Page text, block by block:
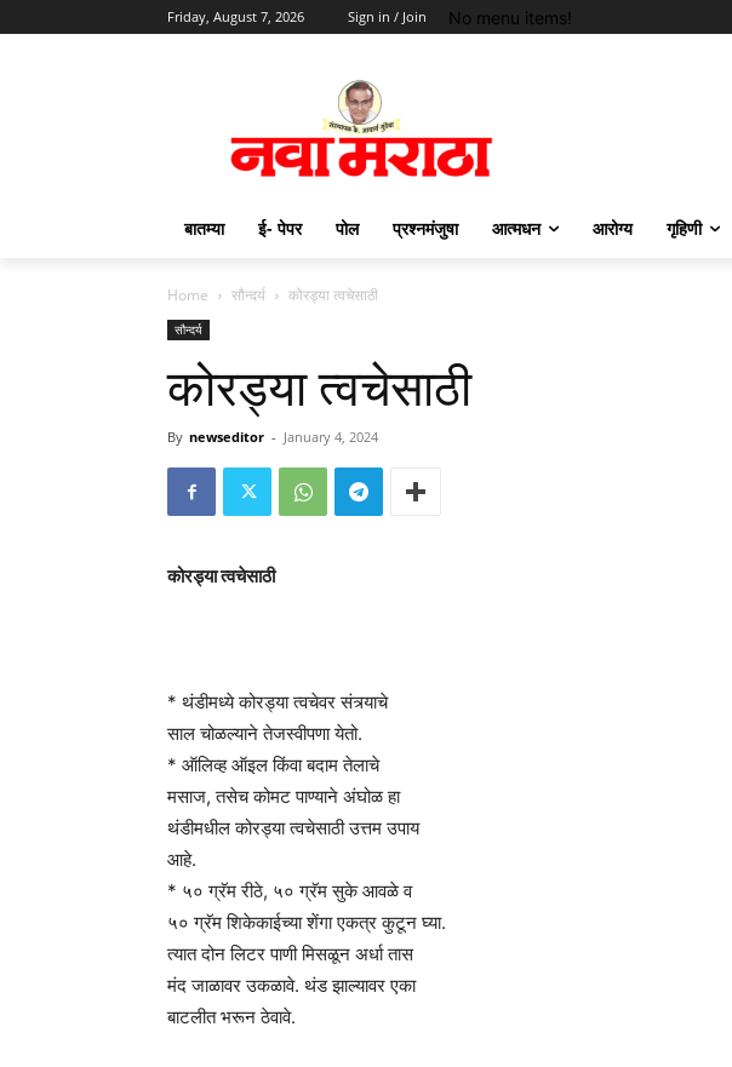
Friday, August 7, 2026 Sign in / Join No menu items!
बातम्या ई- पेपर पोल प्रश्नमंजुषा आत्मधन आरोग्य गृहिणी
Home सौन्दर्य कोरड्या त्वचेसाठी
सौन्दर्य
कोरड्या त्वचेसाठी
By newseditor - January 4, 2024
कोरड्या त्वचेसाठी
* थंडीमध्ये कोरड्या त्वचेवर संत्र्याचे
साल चोळल्याने तेजस्वीपणा येतो.
* ऑलिव्ह ऑइल किंवा बदाम तेलाचे
मसाज, तसेच कोमट पाण्याने अंघोळ हा
थंडीमधील कोरड्या त्वचेसाठी उत्तम उपाय
आहे.
* ५० ग्रॅम रीठे, ५० ग्रॅम सुके आवळे व
५० ग्रॅम शिकेकाईच्या शेंगा एकत्र कुटून घ्या.
त्यात दोन लिटर पाणी मिसळून अर्धा तास
मंद जाळावर उकळावे. थंड झाल्यावर एका
बाटलीत भरून ठेवावे.